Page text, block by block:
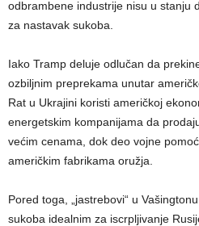
odbrambene industrije nisu u stanju
za nastavak sukoba.
Iako Tramp deluje odlučan da
ozbiljnim preprekama unutar
Rat u Ukrajini koristi američkoj
energetskim kompanijama da
većim cenama, dok deo vojne
američkim fabrikama oružja.
Pored toga, „jastrebovi“ u
sukoba idealnim za iscrpljivanje